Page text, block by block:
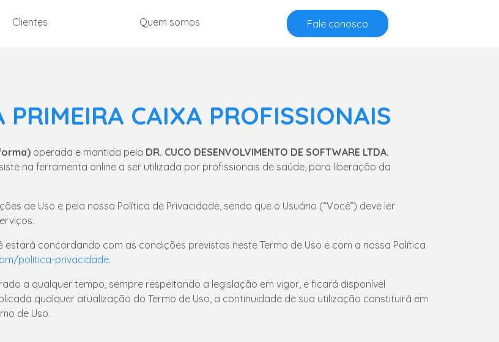
Clientes Quem somos Fale conosco
PRIMEIRA CAIXA PROFISSIONAIS
operada e mantida pela DR. CUCO DESENVOLVIMENTO DE SOFTWARE LTDA.
na ferramenta online a ser utilizada por profissionais de saúde, para liberação da
de Uso e pela nossa Política de Privacidade, sendo que o Usuário (“Você”) deve ler
estará concordando com as condições previstas neste Termo de Uso e com a nossa Política
politica-privacidade.
a qualquer tempo, sempre respeitando a legislação em vigor, e ficará disponível
qualquer atualização do Termo de Uso, a continuidade de sua utilização constituirá em
de Uso.